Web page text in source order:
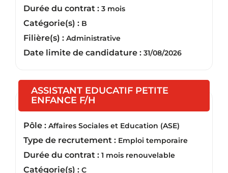
Durée du contrat : 3 mois
Catégorie(s) : B
Filière(s) : Administrative
Date limite de candidature : 31/08/2026
ASSISTANT EDUCATIF PETITE
ENFANCE F/H
Pôle : Affaires Sociales et Education (ASE)
Type de recrutement : Emploi temporaire
Durée du contrat : 1 mois renouvelable
Catégorie(s) : C